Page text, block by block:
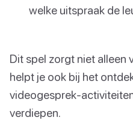
welke uitspraak de
Dit spel zorgt niet alleen
helpt je ook bij het
videogesprek-
verdiepen.